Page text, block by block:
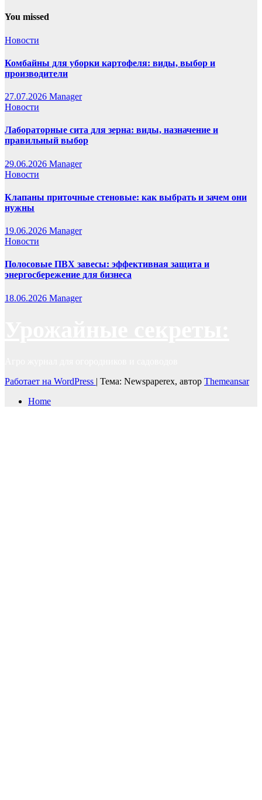
You missed
Новости
Комбайны для уборки картофеля: виды, выбор и
производители
27.07.2026 Manager
Новости
Лабораторные сита для зерна: виды, назначение и
правильный выбор
29.06.2026 Manager
Новости
Клапаны приточные стеновые: как выбрать и зачем они
нужны
19.06.2026 Manager
Новости
Полосовые ПВХ завесы: эффективная защита и
энергосбережение для бизнеса
18.06.2026 Manager
Работает на WordPress | Тема: Newspaperex, автор Themeansar
Home